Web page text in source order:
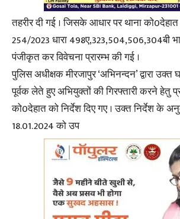
तहरीर दी गई । जिसके आधार पर थाना
254/2023 धारा 498ए,323,504,506,304बी
पंजीकृत कर विवेचना प्रारम्भ की गई ।
पुलिस अधीक्षक मीरजापुर ‘अभिनन्दन’ द्वारा उक्त
पूर्वक लेते हुए अभियुक्तों की गिरफ्तारी करने हेतु
को0देहात को निर्देश दिए गए । उक्त निर्देश के
18.01.2024 को उप